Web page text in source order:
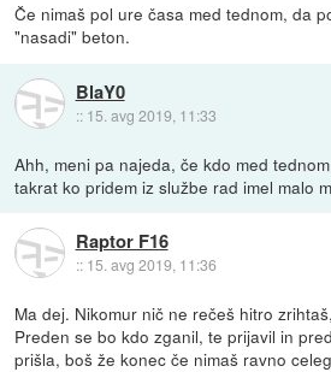
Če nimaš pol ure časa med tednom, da
"nasadi" beton.
BlaY0
:: 15. avg 2019, 11:33
Ahh, meni pa najeda, če kdo med
takrat ko pridem iz službe rad imel malo
Raptor F16
:: 15. avg 2019, 11:36
Ma dej. Nikomur nič ne rečeš hitro
Preden se bo kdo zganil, te prijavil in
prišla, boš že konec če nimaš ravno